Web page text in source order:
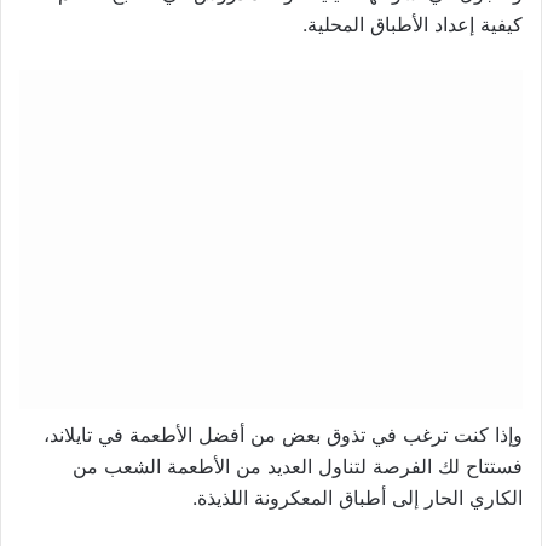
كيفية إعداد الأطباق المحلية.
وإذا كنت ترغب في تذوق بعض من أفضل الأطعمة في تايلاند،
فستتاح لك الفرصة لتناول العديد من الأطعمة الشعب من
الكاري الحار إلى أطباق المعكرونة اللذيذة.